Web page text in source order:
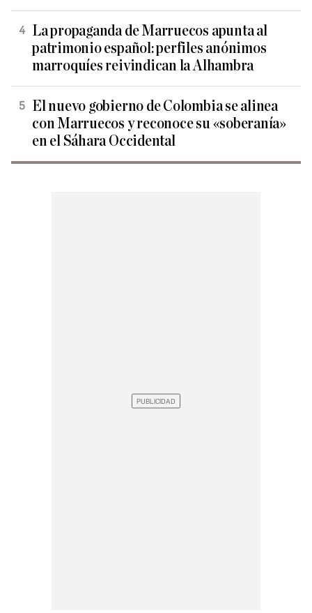
La propaganda de Marruecos apunta al
patrimonio español: perfiles anónimos
marroquíes reivindican la Alhambra
El nuevo gobierno de Colombia se alinea
con Marruecos y reconoce su «soberanía»
en el Sáhara Occidental